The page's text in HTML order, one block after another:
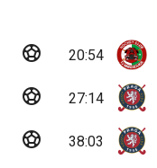
sports_soccer 20:54
sports_soccer 27:14
sports_soccer 38:03